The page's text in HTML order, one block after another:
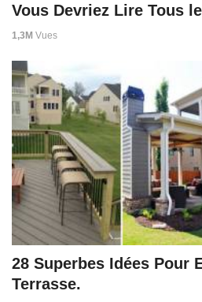
Vous Devriez Lire Tous
1,3M Vues
28 Superbes Idées Pour
Terrasse.